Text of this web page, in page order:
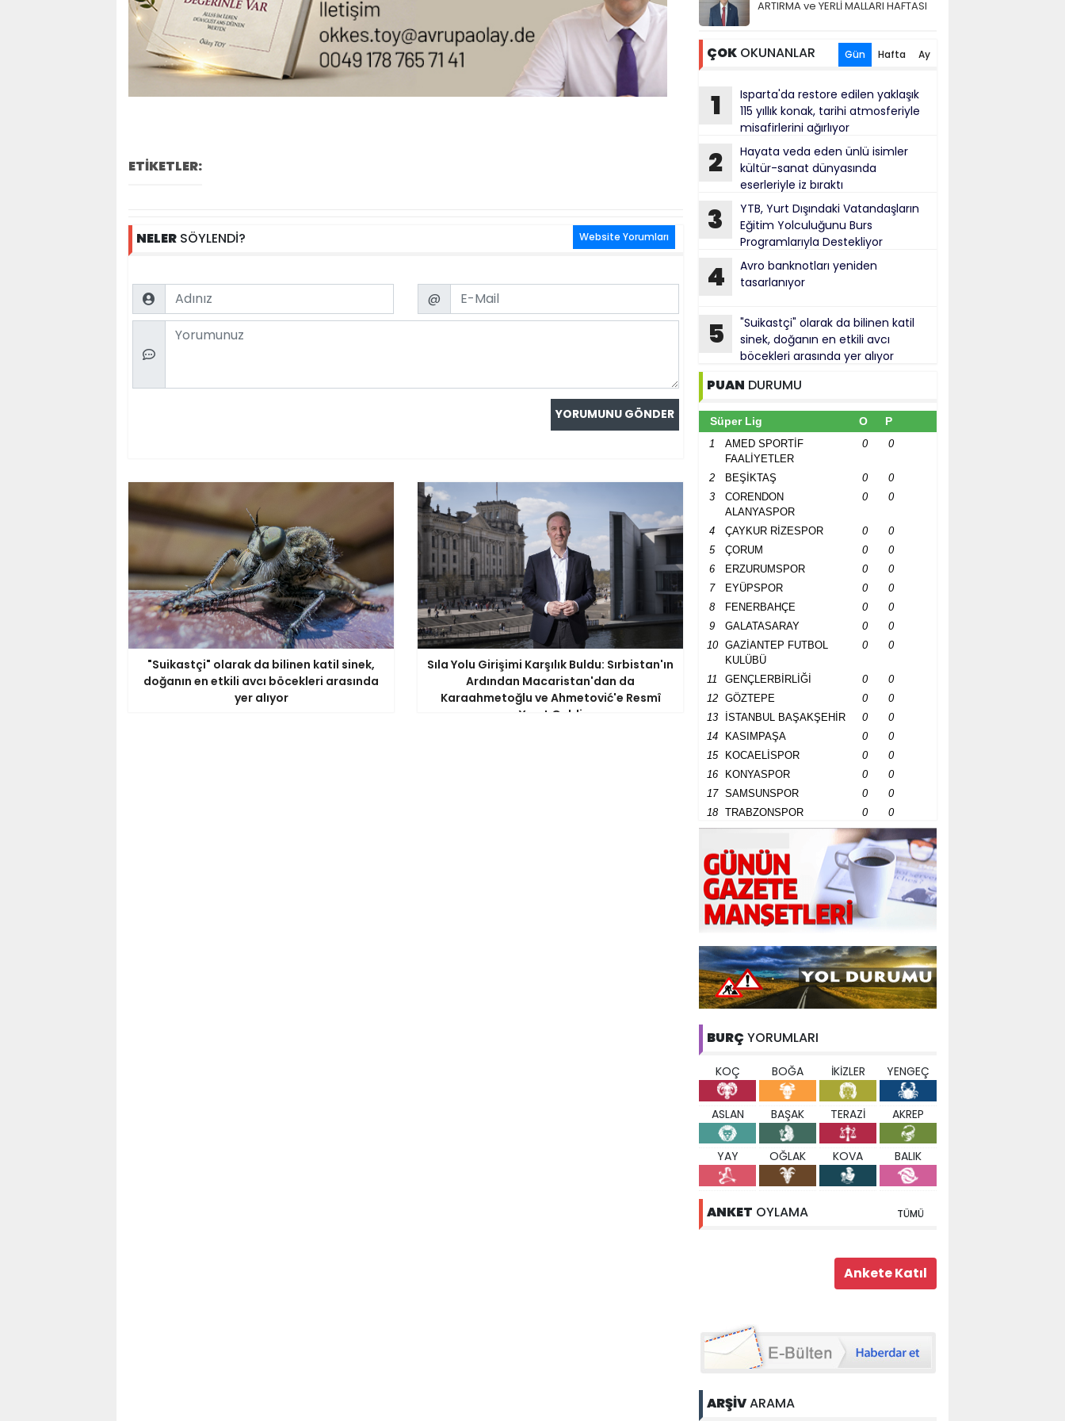
ETİKETLER:
NELER SÖYLENDİ? Website Yorumları
Name Email
@
Comment
"Suikastçi" olarak da bilinen katil sinek,
doğanın en etkili avcı böcekleri arasında
yer alıyor
Sıla Yolu Girişimi Karşılık Buldu: Sırbistan'ın
Ardından Macaristan'dan da
Karaahmetoğlu ve Ahmetović'e Resmî
Yanıt Geldi
ARTIRMA ve YERLİ MALLARI HAFTASI
ÇOK OKUNANLAR Gün Hafta Ay
1
Isparta'da restore edilen yaklaşık
115 yıllık konak, tarihi atmosferiyle
misafirlerini ağırlıyor
2
Hayata veda eden ünlü isimler
kültür-sanat dünyasında
eserleriyle iz bıraktı
3
YTB, Yurt Dışındaki Vatandaşların
Eğitim Yolculuğunu Burs
Programlarıyla Destekliyor
4
Avro banknotları yeniden
tasarlanıyor
5
"Suikastçi" olarak da bilinen katil
sinek, doğanın en etkili avcı
böcekleri arasında yer alıyor
PUAN DURUMU
Süper Lig O P
1
AMED SPORTİF
FAALİYETLER
0 0
2 BEŞİKTAŞ 0
0
3
CORENDON
ALANYASPOR
0 0
4 ÇAYKUR RİZESPOR 0
0
5
ÇORUM 0
0
6
ERZURUMSPOR 0
0
7
EYÜPSPOR 0
0
8
FENERBAHÇE 0
0
9
GALATASARAY 0
0
10
GAZİANTEP FUTBOL
KULÜBÜ
0 0
11 GENÇLERBİRLİĞİ 0
0
12
GÖZTEPE 0
0
13
İSTANBUL BAŞAKŞEHİR 0
0
14
KASIMPAŞA 0
0
15
KOCAELİSPOR 0
0
16
KONYASPOR 0
0
17
SAMSUNSPOR 0
0
18
TRABZONSPOR 0 0
BURÇ YORUMLARI
KOÇ BOĞA İKİZLER YENGEÇ
ASLAN BAŞAK TERAZİ AKREP
YAY OĞLAK KOVA BALIK
ANKET OYLAMA TÜMÜ
ARŞİVARAMA